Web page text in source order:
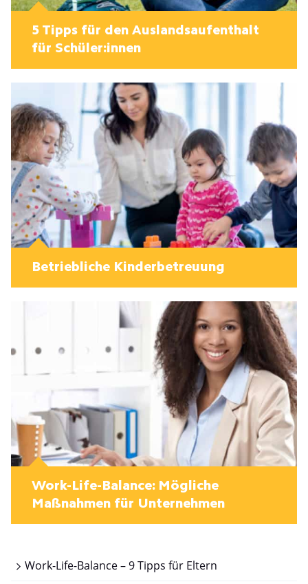
5 Tipps für den Auslandsaufenthalt
für Schüler:innen
Betriebliche Kinderbetreuung
Work-Life-Balance: Mögliche
Maßnahmen für Unternehmen
Work-Life-Balance – 9 Tipps für Eltern